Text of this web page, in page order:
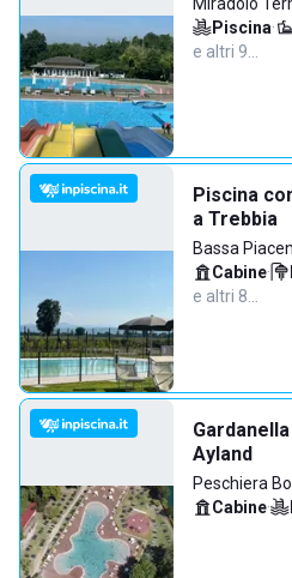
Piscina·
e altri 9…
Piscina
a Trebbia
Bassa
Cabine·
e altri 8…
Ayland
Peschiera
Cabine·